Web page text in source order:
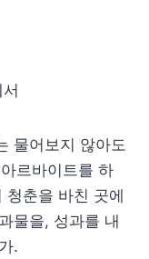
물어보지 않아도
르바이트를 하
청춘을 바친 곳에
물을, 성과를 내
.